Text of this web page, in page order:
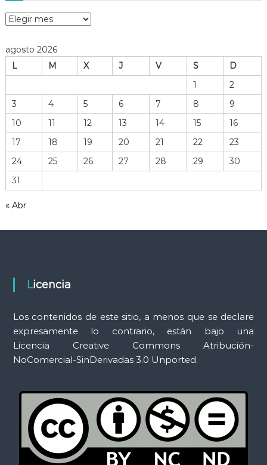
A
h
o
h
r
r
m
i
n
agosto 2026
L
M X J V S
D
1
2
3
4 5 6 7 8
9
10
11 12 13 14 15
16
17
18 19 20 21 22
23
24
25 26 27 28 29
30
31
« Abr
Licencia
Los contenidos de este sitio, a menos que se declare
expresamente lo contrario, están bajo una
Licencia Creative Commons Atribución-
NoComercial-SinDerivadas 3.0 Unported.